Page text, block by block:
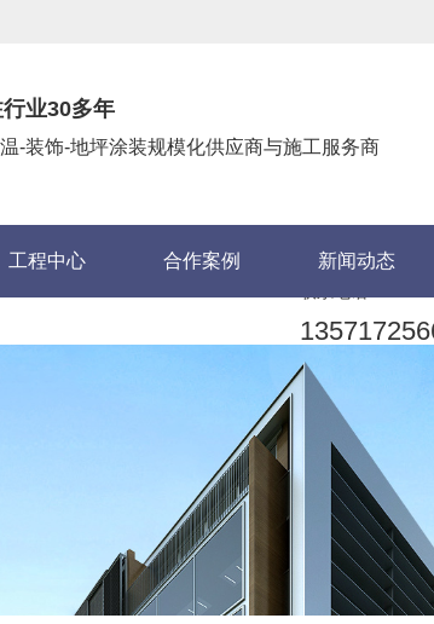
业30多年
-装饰-地坪涂装规模化供应商与施工服务商
工程中心 合作案例 新闻动态